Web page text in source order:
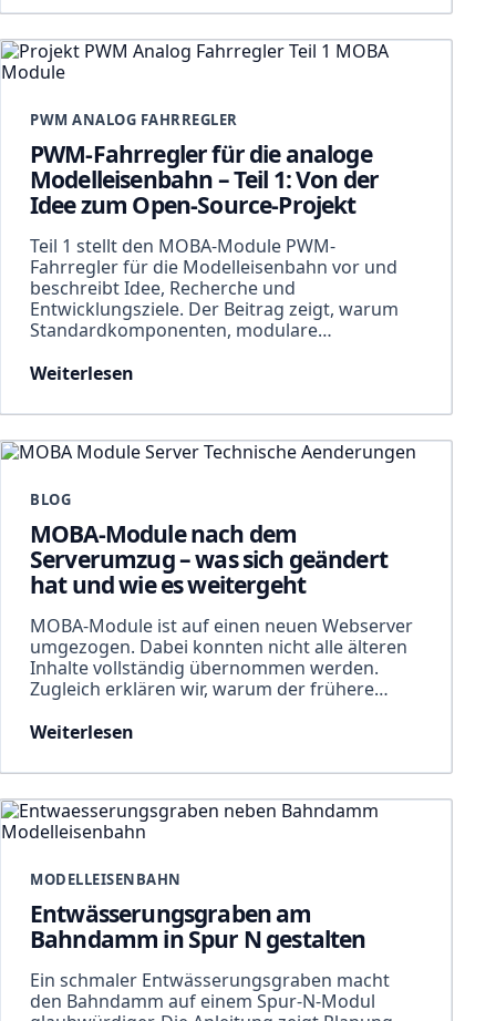
PWM ANALOG FAHRREGLER
PWM-Fahrregler für die analoge
Modelleisenbahn – Teil 1: Von der
Idee zum Open-Source-Projekt
Teil 1 stellt den MOBA-Module PWM-
Fahrregler für die Modelleisenbahn vor und
beschreibt Idee, Recherche und
Entwicklungsziele. Der Beitrag zeigt, warum
Standardkomponenten, modulare…
Weiterlesen
BLOG
MOBA-Module nach dem
Serverumzug – was sich geändert
hat und wie es weitergeht
MOBA-Module ist auf einen neuen Webserver
umgezogen. Dabei konnten nicht alle älteren
Inhalte vollständig übernommen werden.
Zugleich erklären wir, warum der frühere…
Weiterlesen
MODELLEISENBAHN
Entwässerungsgraben am
Bahndamm in Spur N gestalten
Ein schmaler Entwässerungsgraben macht
den Bahndamm auf einem Spur-N-Modul